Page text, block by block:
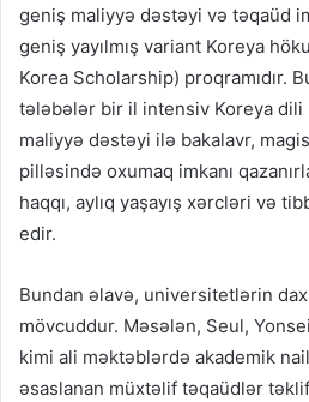
geniş maliyyə dəstəyi və təqaüd
geniş yayılmış variant Koreya
Korea Scholarship) proqramıdır.
tələbələr bir il intensiv Koreya dili
maliyyə dəstəyi ilə bakalavr,
pilləsində oxumaq imkanı
haqqı, aylıq yaşayış xərcləri və
edir.
Bundan əlavə, universitetlərin
mövcuddur. Məsələn, Seul,
kimi ali məktəblərdə akademik
əsaslanan müxtəlif təqaüdlər